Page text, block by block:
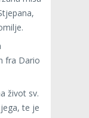
fra Dario
život sv.
te je